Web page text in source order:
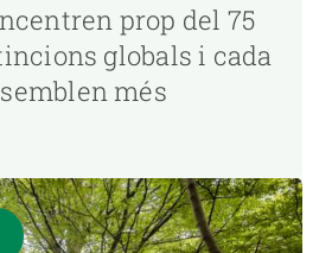
prop del 75
globals i cada
més